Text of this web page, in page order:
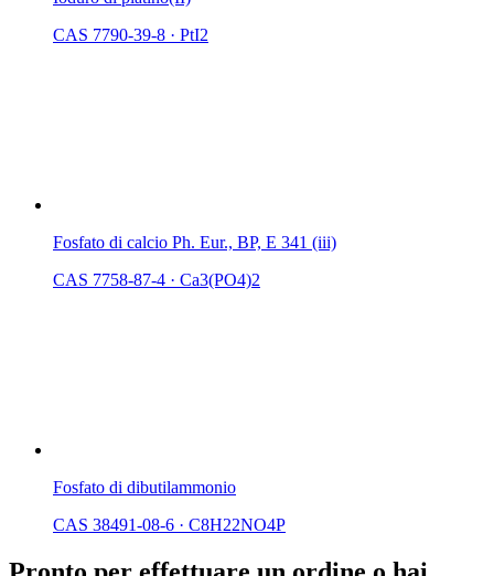
CAS 7790-39-8 · PtI2
Fosfato di calcio Ph. Eur., BP, E 341 (iii)
CAS 7758-87-4 · Ca3(PO4)2
Fosfato di dibutilammonio
CAS 38491-08-6 · C8H22NO4P